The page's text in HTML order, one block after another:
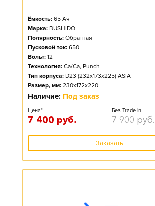
Ёмкость: 65 Ач
Марка: BUSHIDO
Полярность: Обратная
Пусковой ток: 650
Вольт: 12
Технология: Ca/Ca, Punch
Тип корпуса: D23 (232x173x225) ASIA
Размер, мм: 230x172x220
Наличие: Под заказ
Цена*
7 400 руб.
Без Trade-in
7 900 руб.
Заказать